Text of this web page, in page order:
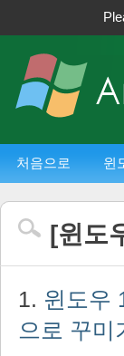
처음으로 윈
[윈도
윈도우
으로 꾸미